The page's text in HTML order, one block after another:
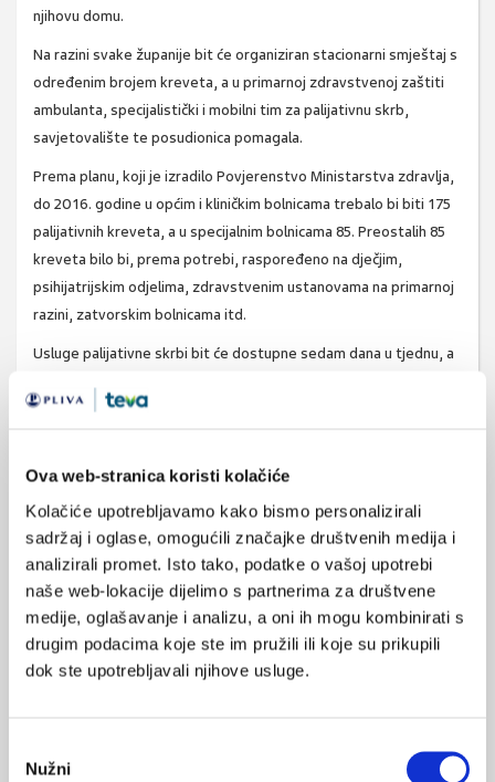
Ova web-stranica koristi kolačiće
Kolačiće upotrebljavamo kako bismo personalizirali
sadržaj i oglase, omogućili značajke društvenih medija i
analizirali promet. Isto tako, podatke o vašoj upotrebi
naše web-lokacije dijelimo s partnerima za društvene
medije, oglašavanje i analizu, a oni ih mogu kombinirati s
drugim podacima koje ste im pružili ili koje su prikupili
dok ste upotrebljavali njihove usluge.
pristanka
Nužni
njihovu domu.
Na razini svake županije bit će organiziran stacionarni smještaj s
određenim brojem kreveta, a u primarnoj zdravstvenoj zaštiti
ambulanta, specijalistički i mobilni tim za palijativnu skrb,
savjetovalište te posudionica pomagala.
Prema planu, koji je izradilo Povjerenstvo Ministarstva zdravlja,
do 2016. godine u općim i kliničkim bolnicama trebalo bi biti 175
palijativnih kreveta, a u specijalnim bolnicama 85. Preostalih 85
kreveta bilo bi, prema potrebi, raspoređeno na dječjim,
psihijatrijskim odjelima, zdravstvenim ustanovama na primarnoj
razini, zatvorskim bolnicama itd.
Usluge palijativne skrbi bit će dostupne sedam dana u tjednu, a
liječnika, patronažnih sestara, psihologa, fizioterapeuta,
www.zdravlje.hr
palijativa
palijativna medicina
palijativna skrb voloneter
MI SE
0